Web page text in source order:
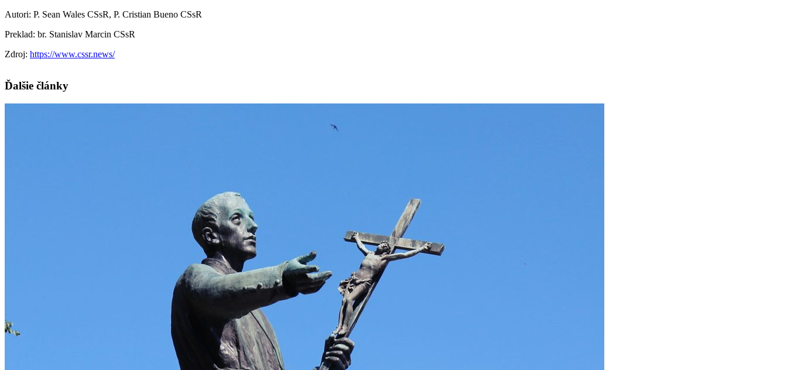
Autori: P. Sean Wales CSsR, P. Cristian Bueno CSsR
Preklad: br. Stanislav Marcin CSsR
Zdroj: https://www.cssr.news/
Ďalšie články